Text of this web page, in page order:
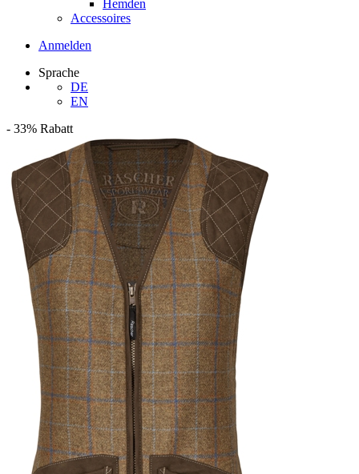
Hemden
Accessoires
Anmelden
Sprache
DE
EN
- 33% Rabatt